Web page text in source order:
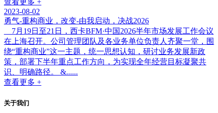
查看更多 +
2023-08-02
勇气-重构商业，改变-由我启动，决战2026
7月19日至21日，西卡BFM·中国2026半年市场发展工作会议
在上海召开。公司管理团队及各业务单位负责人齐聚一堂，围
绕“重构商业”这一主题，统一思想认知，研讨业务发展新政
策，部署下半年重点工作方向，为实现全年经营目标凝聚共
识、明确路径。 &......
查看更多 +
关于我们